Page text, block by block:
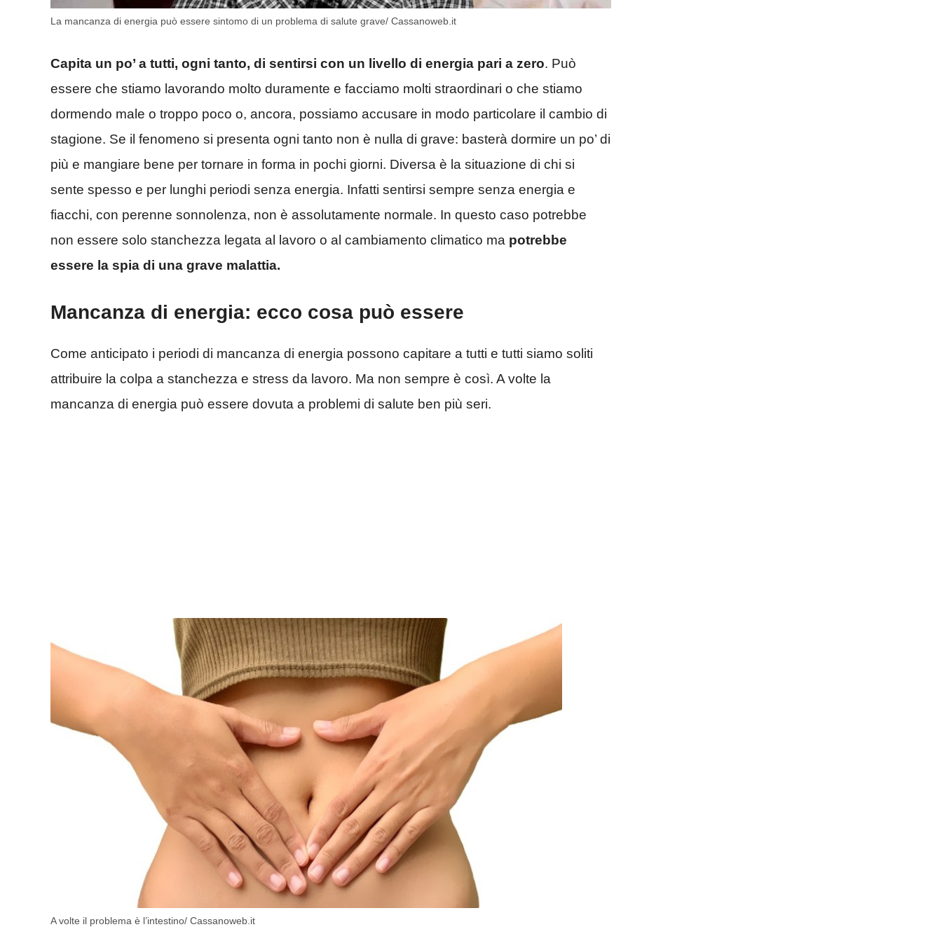
La mancanza di energia può essere sintomo di un problema di salute grave/ Cassanoweb.it
Capita un po’ a tutti, ogni tanto, di sentirsi con un livello di energia pari a zero. Può
essere che stiamo lavorando molto duramente e facciamo molti straordinari o che stiamo
dormendo male o troppo poco o, ancora, possiamo accusare in modo particolare il cambio di
stagione. Se il fenomeno si presenta ogni tanto non è nulla di grave: basterà dormire un po’ di
più e mangiare bene per tornare in forma in pochi giorni. Diversa è la situazione di chi si
sente spesso e per lunghi periodi senza energia. Infatti sentirsi sempre senza energia e
fiacchi, con perenne sonnolenza, non è assolutamente normale. In questo caso potrebbe
non essere solo stanchezza legata al lavoro o al cambiamento climatico ma potrebbe
essere la spia di una grave malattia.
Mancanza di energia: ecco cosa può essere
Come anticipato i periodi di mancanza di energia possono capitare a tutti e tutti siamo soliti
attribuire la colpa a stanchezza e stress da lavoro. Ma non sempre è così. A volte la
mancanza di energia può essere dovuta a problemi di salute ben più seri.
A volte il problema è l’intestino/ Cassanoweb.it